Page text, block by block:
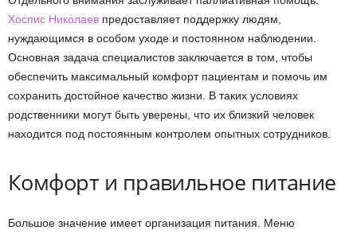
Хоспис Николаев предоставляет поддержку людям,
нуждающимся в особом уходе и постоянном наблюдении.
Основная задача специалистов заключается в том, чтобы
обеспечить максимальный комфорт пациентам и помочь им
сохранить достойное качество жизни. В таких условиях
родственники могут быть уверены, что их близкий человек
находится под постоянным контролем опытных сотрудников.
Комфорт и правильное питание
Большое значение имеет организация питания. Меню